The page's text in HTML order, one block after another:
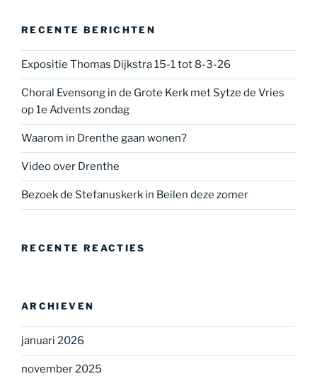
RECENTE BERICHTEN
Expositie Thomas Dijkstra 15-1 tot 8-3-26
Choral Evensong in de Grote Kerk met Sytze de Vries
op 1e Advents zondag
Waarom in Drenthe gaan wonen?
Video over Drenthe
Bezoek de Stefanuskerk in Beilen deze zomer
RECENTE REACTIES
ARCHIEVEN
januari 2026
november 2025